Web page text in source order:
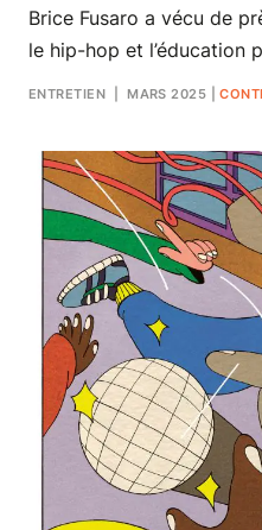
Brice Fusaro a vécu de
le hip-hop et l’éducation
ENTRETIEN| MARS 2025 |